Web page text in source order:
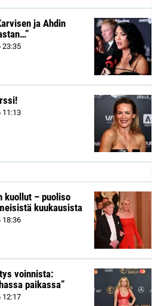
ja Ahdin
23:35
11:13
kuollut – puoliso
kuukausista
18:36
voinnista:
paikassa”
12:17